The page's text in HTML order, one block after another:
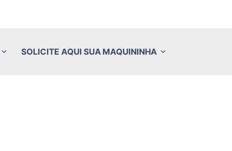
SOLICITE AQUI SUA MAQUININHA